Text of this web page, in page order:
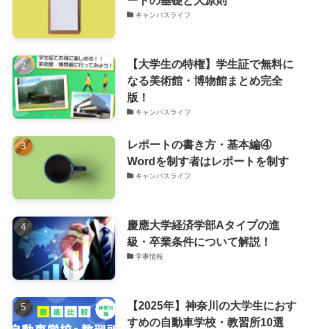
キャンパスライフ
【大学生の特権】学生証で無料に
なる美術館・博物館まとめ完全
版！
キャンパスライフ
レポートの書き方・基本編④
Wordを制す者はレポートを制す
キャンパスライフ
慶應大学経済学部Aタイプの進
級・卒業条件について解説！
学事情報
【2025年】神奈川の大学生におす
すめの自動車学校・教習所10選